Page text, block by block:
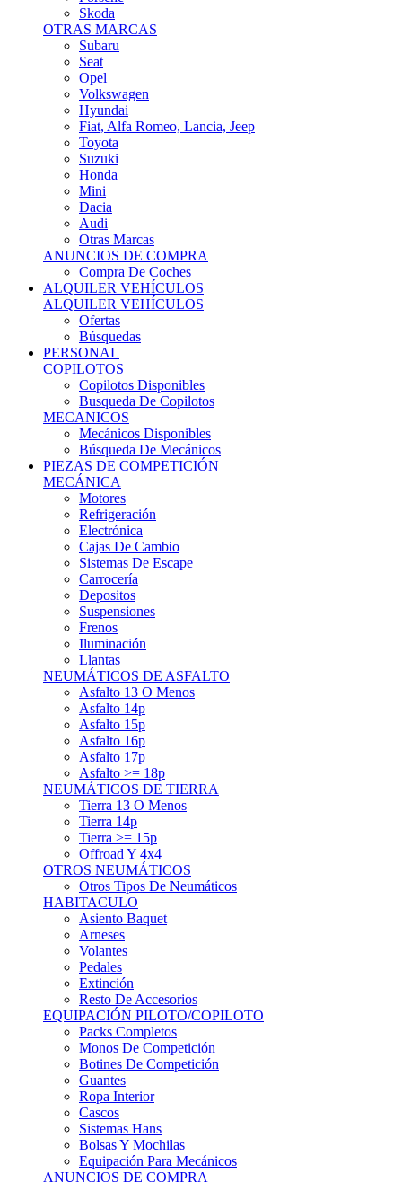
OTRAS MARCAS
Subaru
Seat
Opel
Volkswagen
Hyundai
Fiat, Alfa Romeo, Lancia, Jeep
Toyota
Suzuki
Honda
Mini
Dacia
Audi
Otras Marcas
ANUNCIOS DE COMPRA
Compra De Coches
ALQUILER VEHÍCULOS
ALQUILER VEHÍCULOS
Ofertas
Búsquedas
PERSONAL
COPILOTOS
Copilotos Disponibles
Busqueda De Copilotos
MECANICOS
Mecánicos Disponibles
Búsqueda De Mecánicos
PIEZAS DE COMPETICIÓN
MECÁNICA
Motores
Refrigeración
Electrónica
Cajas De Cambio
Sistemas De Escape
Carrocería
Depositos
Suspensiones
Frenos
Iluminación
Llantas
NEUMÁTICOS DE ASFALTO
Asfalto 13 O Menos
Asfalto 14p
Asfalto 15p
Asfalto 16p
Asfalto 17p
Asfalto >= 18p
NEUMÁTICOS DE TIERRA
Tierra 13 O Menos
Tierra 14p
Tierra >= 15p
Offroad Y 4x4
OTROS NEUMÁTICOS
Otros Tipos De Neumáticos
HABITACULO
Asiento Baquet
Arneses
Volantes
Pedales
Extinción
Resto De Accesorios
EQUIPACIÓN PILOTO/COPILOTO
Packs Completos
Monos De Competición
Botines De Competición
Guantes
Ropa Interior
Cascos
Sistemas Hans
Bolsas Y Mochilas
Equipación Para Mecánicos
ANUNCIOS DE COMPRA
Compra De Piezas